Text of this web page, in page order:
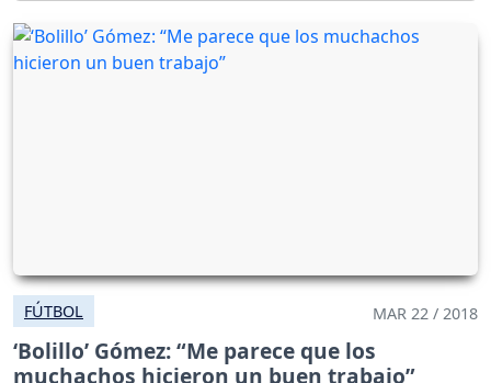
FÚTBOL MAR 22 / 2018
‘Bolillo’ Gómez: “Me parece que los
muchachos hicieron un buen trabajo”